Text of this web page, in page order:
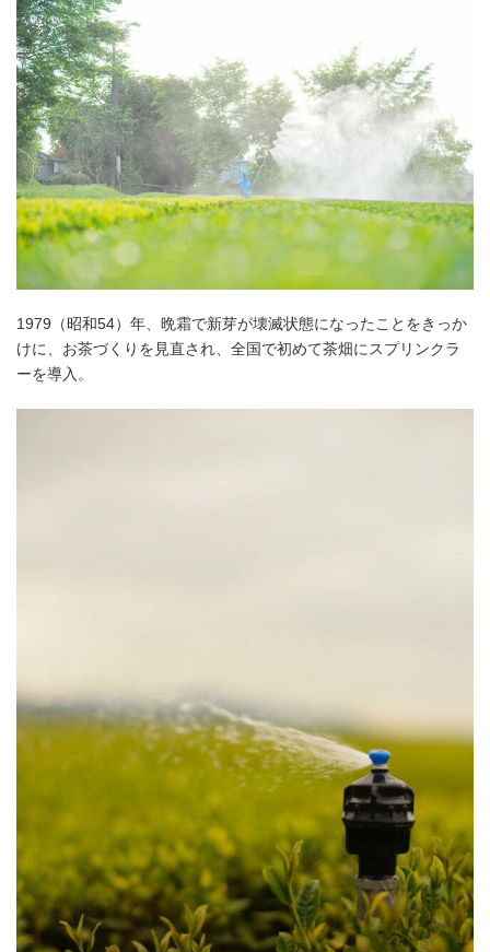
1979（昭和54）年、晩霜で新芽が壊滅状態になったことをきっか
けに、お茶づくりを見直され、全国で初めて茶畑にスプリンクラ
ーを導入。